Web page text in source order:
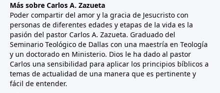
Más sobre Carlos A. Zazueta
Poder compartir del amor y la gracia de Jesucristo con
personas de diferentes edades y etapas de la vida es la
pasión del pastor Carlos A. Zazueta. Graduado del
Seminario Teológico de Dallas con una maestría en Teología
y un doctorado en Ministerio. Dios le ha dado al pastor
Carlos una sensibilidad para aplicar los principios bíblicos a
temas de actualidad de una manera que es pertinente y
fácil de entender.